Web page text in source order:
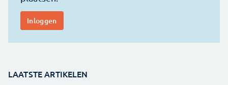
LAATSTE ARTIKELEN